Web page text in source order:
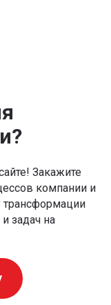
Закажите
компании и
трансформации
задач на